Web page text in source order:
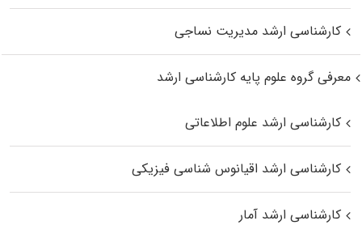
کارشناسی ارشد مدیریت نساجی
معرفی گروه علوم پایه کارشناسی ارشد
کارشناسی ارشد علوم اطلاعاتی
کارشناسی ارشد اقیانوس‌ شناسی فیزیکی
کارشناسی ارشد آمار